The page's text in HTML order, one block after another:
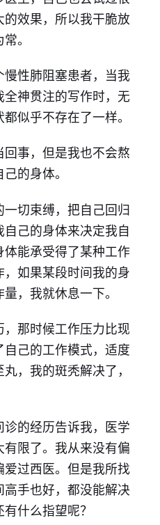
效果，所以我干脆放
。
性肺阻塞患者，当我
神贯注的写作时，无
似乎不存在了一样。
事，但是我也不会熬
的身体。
切束缚，把自己回归
己的身体来决定我自
能承受得了某种工作
如果某段时间我的身
，我就休息一下。
那时候工作压力比现
己的工作模式，适度
，我的斑秃解决了，
的经历告诉我，医学
限了。我从来没有偏
过西医。但是我所找
手也好，都没能解决
什么指望呢？